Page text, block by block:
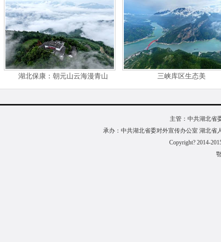
空
湖北保康：朝元山云海漫青山 三峡库区生态美
主管：中共湖北省
承办：中共湖北省委对外宣传办公室 湖北省
Copyright? 2014-